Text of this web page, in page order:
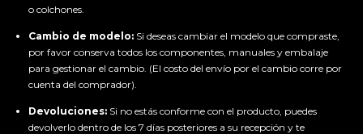
o colchones.
Cambio de modelo: Si deseas cambiar el modelo que compraste,
por favor conserva todos los componentes, manuales y embalaje
para gestionar el cambio. (El costo del envío por el cambio corre por
cuenta del comprador).
Devoluciones: Si no estás conforme con el producto, puedes
devolverlo dentro de los 7 días posteriores a su recepción y te